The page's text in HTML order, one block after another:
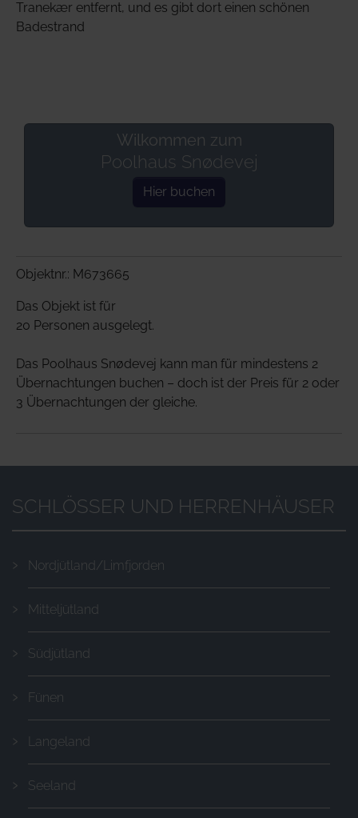
Tranekær entfernt, und es gibt dort einen schönen
Badestrand
Wilkommen zum
Poolhaus Snødevej
Hier buchen
Objektnr.: M673665
Das Objekt ist für
20 Personen ausgelegt.
Das Poolhaus Snødevej kann man für mindestens 2
Übernachtungen buchen – doch ist der Preis für 2 oder
3 Übernachtungen der gleiche.
SCHLÖSSER UND HERRENHÄUSER
Nordjütland/Limfjorden
Mitteljütland
Südjütland
Fünen
Langeland
Seeland